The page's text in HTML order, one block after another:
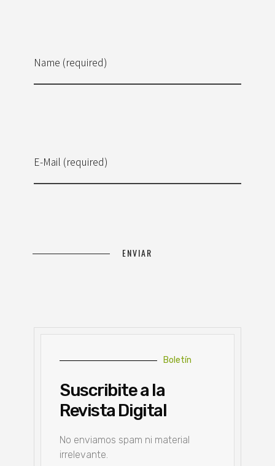
Name (required)
E-Mail (required)
Boletín
Suscribite a la
Revista Digital
No enviamos spam ni material
irrelevante.